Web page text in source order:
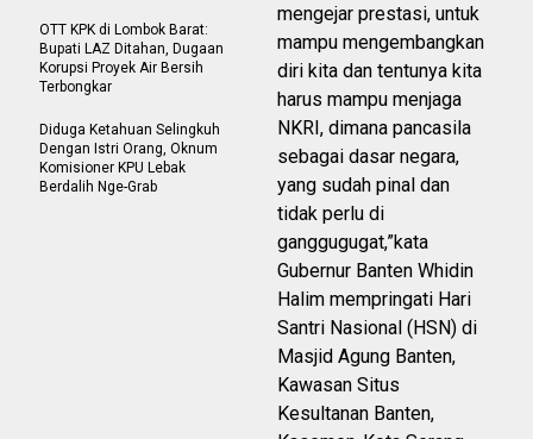
mengejar prestasi, untuk
mampu mengembangkan
diri kita dan tentunya kita
harus mampu menjaga
NKRI, dimana pancasila
sebagai dasar negara,
yang sudah pinal dan
tidak perlu di
ganggugugat,”kata
Gubernur Banten Whidin
Halim mempringati Hari
Santri Nasional (HSN) di
Masjid Agung Banten,
Kawasan Situs
Kesultanan Banten,
OTT KPK di Lombok Barat:
Bupati LAZ Ditahan, Dugaan
Korupsi Proyek Air Bersih
Terbongkar
Diduga Ketahuan Selingkuh
Dengan Istri Orang, Oknum
Komisioner KPU Lebak
Berdalih Nge-Grab